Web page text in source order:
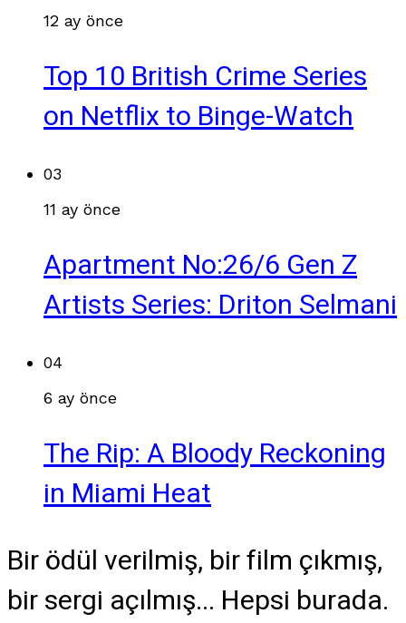
12 ay önce
Top 10 British Crime Series
on Netflix to Binge-Watch
03
11 ay önce
Apartment No:26/6 Gen Z
Artists Series: Driton Selmani
04
6 ay önce
The Rip: A Bloody Reckoning
in Miami Heat
Bir ödül verilmiş, bir film çıkmış,
bir sergi açılmış... Hepsi burada.